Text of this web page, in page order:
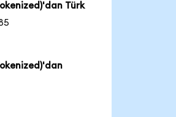
Türk